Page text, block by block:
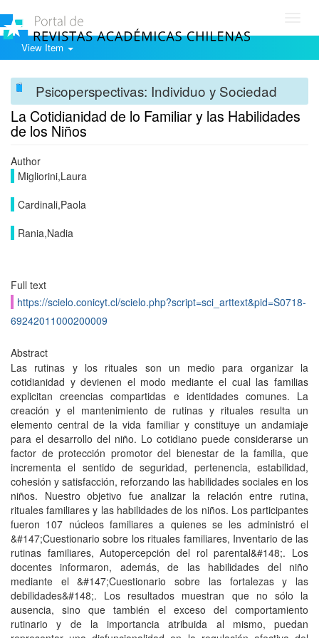
View Item
Psicoperspectivas: Individuo y Sociedad
La Cotidianidad de lo Familiar y las Habilidades
de los Niños
Author
Migliorini,Laura
Cardinali,Paola
Rania,Nadia
Full text
https://scielo.conicyt.cl/scielo.php?script=sci_arttext&pid=S0718-
69242011000200009
Abstract
Las rutinas y los rituales son un medio para organizar la
cotidianidad y devienen el modo mediante el cual las familias
explicitan creencias compartidas e identidades comunes. La
creación y el mantenimiento de rutinas y rituales resulta un
elemento central de la vida familiar y constituye un andamiaje
para el desarrollo del niño. Lo cotidiano puede considerarse un
factor de protección promotor del bienestar de la familia, que
incrementa el sentido de seguridad, pertenencia, estabilidad,
cohesión y satisfacción, reforzando las habilidades sociales en los
niños. Nuestro objetivo fue analizar la relación entre rutina,
rituales familiares y las habilidades de los niños. Los participantes
fueron 107 núcleos familiares a quienes se les administró el
&#147;Cuestionario sobre los rituales familiares, Inventario de las
rutinas familiares, Autopercepción del rol parental&#148;. Los
docentes informaron, además, de las habilidades del niño
mediante el &#147;Cuestionario sobre las fortalezas y las
debilidades&#148;. Los resultados muestran que no sólo la
ausencia, sino que también el exceso del comportamiento
rutinario y de la importancia atribuida al mismo, puedan